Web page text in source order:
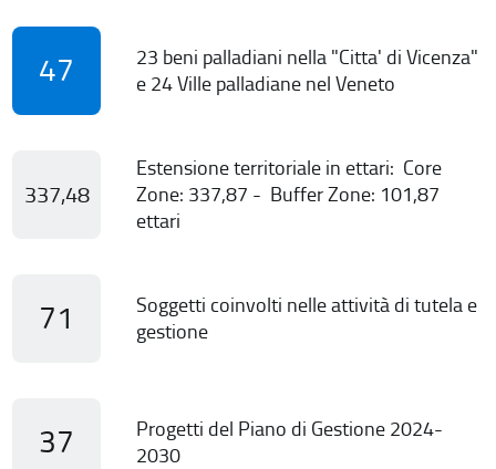
47
23 beni palladiani nella "Citta' di Vicenza"
e 24 Ville palladiane nel Veneto
337,48
Estensione territoriale in ettari: Core
Zone: 337,87 - Buffer Zone: 101,87
ettari
71
Soggetti coinvolti nelle attività di tutela e
gestione
37
Progetti del Piano di Gestione 2024-
2030